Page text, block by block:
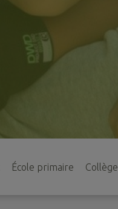
École primaire Collège